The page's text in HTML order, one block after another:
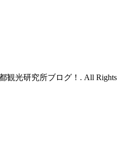
観光研究所ブログ！. All Rights